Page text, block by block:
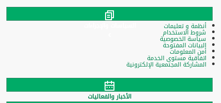
أنظمة و تعليمات
شروط الاستخدام
سياسة الخصوصية
البيانات المفتوحة
أمن المعلومات
اتفاقية مستوى الخدمة
المشاركة المجتمعية الإلكترونية
الأخبار والفعاليات